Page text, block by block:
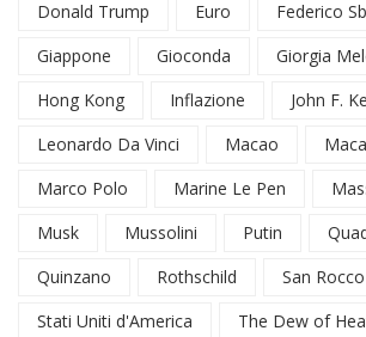
Donald Trump
Euro
Federico
Giappone
Gioconda Giorgia
Hong Kong
Inflazione
John F.
Leonardo Da Vinci
Macao
Marco Polo
Marine Le Pen
Musk
Mussolini Putin
Quinzano
Rothschild San Rocco
Stati Uniti d'America
The Dew of